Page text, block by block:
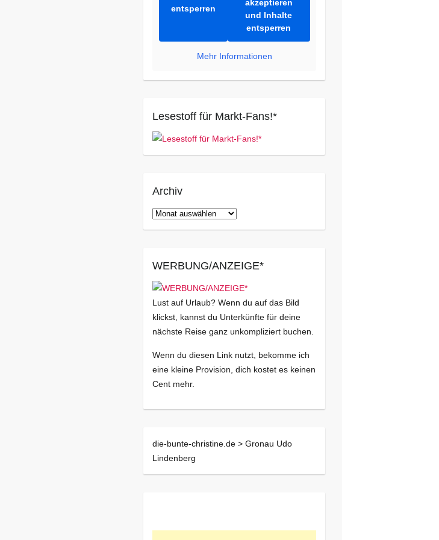
entsperren
akzeptieren
und Inhalte
entsperren
Mehr Informationen
Lesestoff für Markt-Fans!*
Archiv
Archiv
WERBUNG/ANZEIGE*
Lust auf Urlaub? Wenn du auf das Bild
klickst, kannst du Unterkünfte für deine
nächste Reise ganz unkompliziert buchen.
Wenn du diesen Link nutzt, bekomme ich
eine kleine Provision, dich kostet es keinen
Cent mehr.
die-bunte-christine.de > Gronau Udo
Lindenberg